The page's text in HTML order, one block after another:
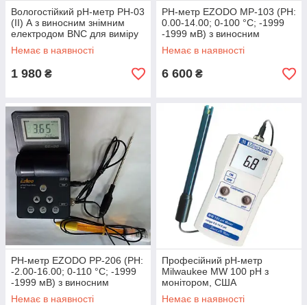
Вологостійкий рН-метр PH-03
(II) А з виносним знімним
електродом BNC для виміру
рН у важкодоступних місцях
Немає в наявності
1 980 ₴
РН-метр EZODO MP-103 (РН:
0.00-14.00; 0-100 °C; -1999
-1999 мВ) з виносним
електродом PY41 і
термодатчиком
Немає в наявності
6 600 ₴
РН-метр EZODO PP-206 (РН:
-2.00-16.00; 0-110 °C; -1999
-1999 мВ) з виносним
електродом і термодатчиком
Немає в наявності
Професійний pH-метр
Milwaukee MW 100 pH з
монітором, США
Немає в наявності